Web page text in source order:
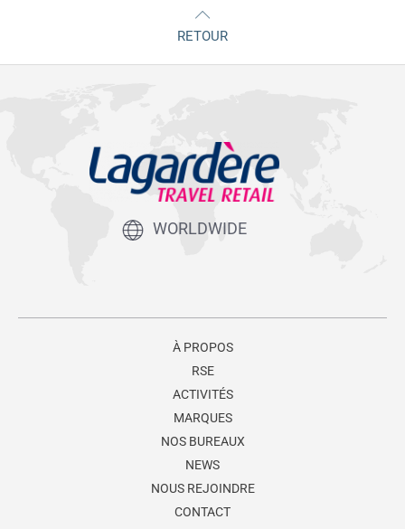
RETOUR
WORLDWIDE
À PROPOS
RSE
ACTIVITÉS
MARQUES
NOS BUREAUX
NEWS
NOUS REJOINDRE
CONTACT